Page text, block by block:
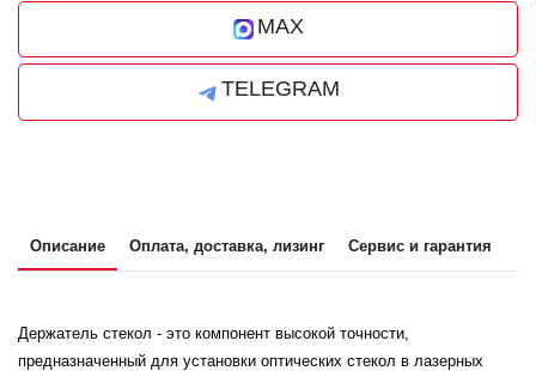
MAX
TELEGRAM
Описание Оплата, доставка, лизинг Сервис и гарантия
Держатель стекол - это компонент высокой точности,
предназначенный для установки оптических стекол в лазерных